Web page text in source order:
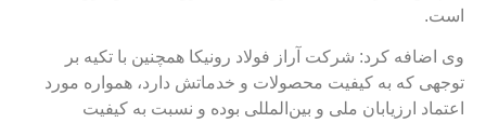
است.
وی اضافه کرد: شرکت آراز فولاد رونیکا همچنین با تکیه بر
توجهی که به کیفیت محصولات و خدماتش دارد، همواره مورد
اعتماد ارزیابان ملی و بین‌المللی بوده و نسبت به کیفیت